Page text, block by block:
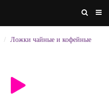
Ложки чайные и кофейные